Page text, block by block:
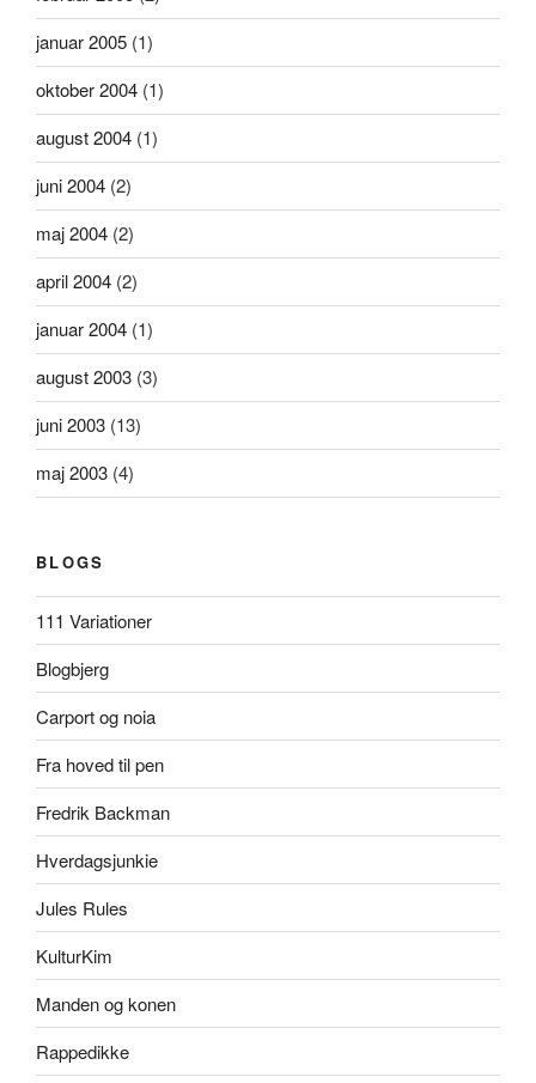
januar 2005 (1)
oktober 2004 (1)
august 2004 (1)
juni 2004 (2)
maj 2004 (2)
april 2004 (2)
januar 2004 (1)
august 2003 (3)
juni 2003 (13)
maj 2003 (4)
BLOGS
111 Variationer
Blogbjerg
Carport og noia
Fra hoved til pen
Fredrik Backman
Hverdagsjunkie
Jules Rules
KulturKim
Manden og konen
Rappedikke